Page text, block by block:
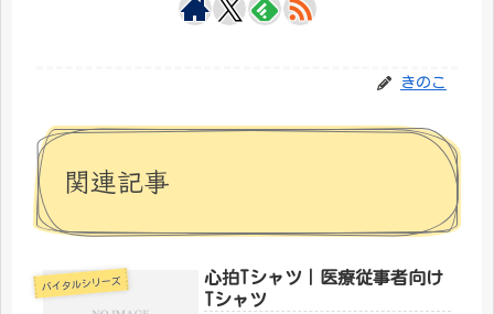
きのこ
関連記事
バイタルシリーズ
心拍Tシャツ｜医療従事者向け
Tシャツ